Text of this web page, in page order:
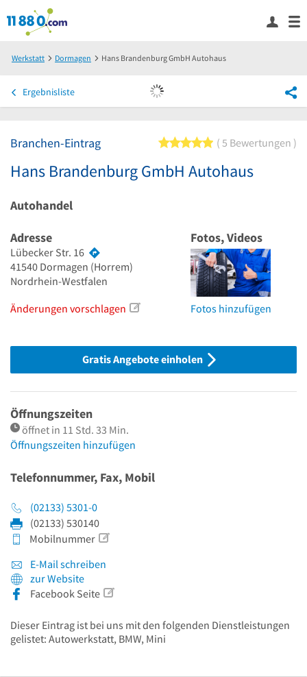
Werkstatt Dormagen Hans Brandenburg GmbH Autohaus
Ergebnisliste
Branchen-Eintrag 5 von 5 Sternen
5 Bewertungen
Hans Brandenburg GmbH Autohaus
Autohandel
Adresse
Lübecker Str. 16
41540 Dormagen (Horrem)
Nordrhein-Westfalen
Änderungen vorschlagen
Fotos, Videos
Fotos hinzufügen
Gratis Angebote einholen
Öffnungszeiten
öffnet in 11 Std. 33 Min.
Öffnungszeiten hinzufügen
Telefonnummer, Fax, Mobil
(02133) 5301-0
(02133) 530140
Mobilnummer
E-Mail schreiben
zur Website
Facebook Seite
Dieser Eintrag ist bei uns mit den folgenden Dienstleistungen
gelistet: Autowerkstatt, BMW, Mini